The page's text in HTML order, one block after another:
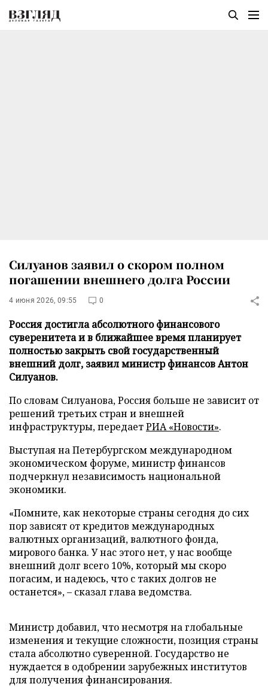
Силуанов заявил о скором полном
погашении внешнего долга России
4 июня 2026, 09:55 0
Россия достигла абсолютного финансового
суверенитета и в ближайшее время планирует
полностью закрыть свой государственный
внешний долг, заявил министр финансов Антон
Силуанов.
По словам Силуанова, Россия больше не зависит от
решений третьих стран и внешней
инфраструктуры, передаетРИА «Новости».
Выступая на Петербургском международном
экономическом форуме, министр финансов
подчеркнул независимость национальной
экономики.
«Помните, как некоторые страны сегодня до сих
пор зависят от кредитов международных
валютных организаций, валютного фонда,
мирового банка. У нас этого нет, у нас вообще
внешний долг всего 10%, который мы скоро
погасим, и надеюсь, что с таких долгов не
останется», – сказал глава ведомства.
Министр добавил, что несмотря на глобальные
изменения и текущие сложности, позиция страны
стала абсолютно суверенной. Государство не
нуждается в одобрении зарубежных институтов
для получения финансирования.